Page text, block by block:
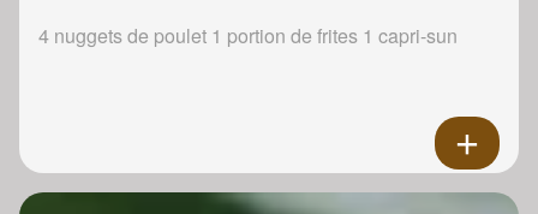
4 nuggets de poulet 1 portion de frites 1 capri-sun